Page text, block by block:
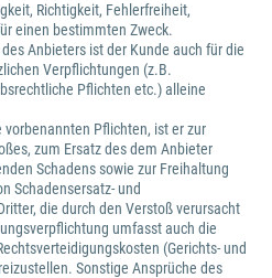
Richtigkeit, Fehlerfreiheit,
einen bestimmten Zweck.
Anbieters ist der Kunde auch für die
Verpflichtungen (z.B.
Pflichten etc.) alleine
Pflichten, ist er zur
zum Ersatz des dem Anbieter
Schadens sowie zur Freihaltung
Schadensersatz- und
die durch den Verstoß verursacht
umfasst auch die
(Gerichts- und
Sonstige Ansprüche des